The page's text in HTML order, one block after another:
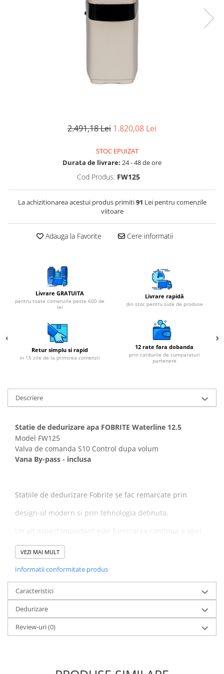
Contoare si debitmetre
2.491,18 Lei 1.820,08 Lei
STOC EPUIZAT
Durata de livrare: 24 - 48 de ore
Cod Produs: FW125
La achizitionarea acestui produs primiti91 Lei pentru comenzile
viitoare
Adauga la Favorite Cere informatii
Livrare GRATUITA
pentru toate comenzile peste 600 de
lei
Livrare rapidă
din stoc pentru sute de produse
Retur simplu si rapid
in 15 zile de la primirea comenzii
12 rate fara dobanda
prin cardurile de cumparaturi
partenere
Descriere
Statie de dedurizare apa FOBRITE Waterline 12.5
Model FW125
Valva de comanda S10 Control dupa volum
Vana By-pass - inclusa
Statiile de dedurizare Fobrite se fac remarcate prin
design-ul modern si prin tehnologia detinuta.
Un alt aspect important este furnizarea continua a apei
chiar si in timpul ciclului de regenerare.
Performanta Valva M20
• Programare regenerare: Volumetrica
• Debit service @15 psi/1 bar 4.56 m3/h
• Debit spalare inversa @ 25 psi/1.7 bar 1.56 m3/h
VEZI MAI MULT
Informatii conformitate produs
Caracteristici
Dedurizare
Review-uri(0)